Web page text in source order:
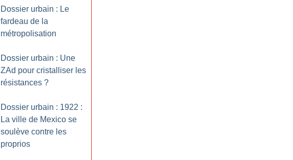
Dossier urbain : Le
fardeau de la
métropolisation
Dossier urbain : Une
ZAd pour cristalliser les
résistances ?
Dossier urbain : 1922 :
La ville de Mexico se
soulève contre les
proprios